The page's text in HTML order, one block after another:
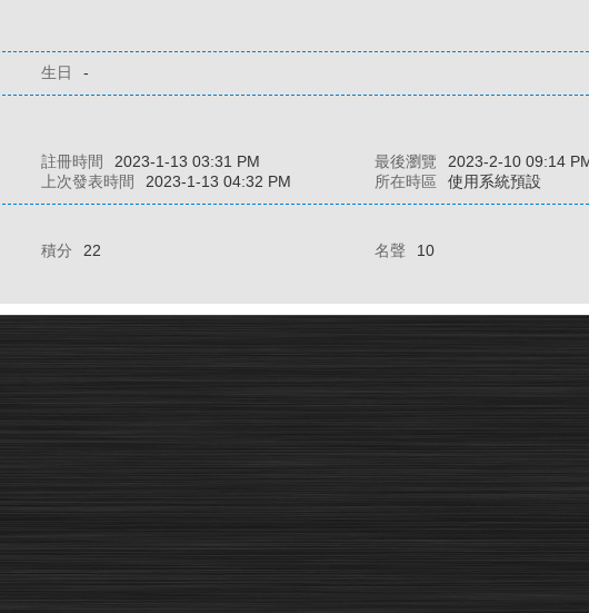
生日 -
註冊時間 2023-1-13 03:31 PM 最後瀏覽
2023-2-10 09:14
上次發表時間 2023-1-13 04:32 PM 所在時區 使用系統預設
積分 22 名聲
10